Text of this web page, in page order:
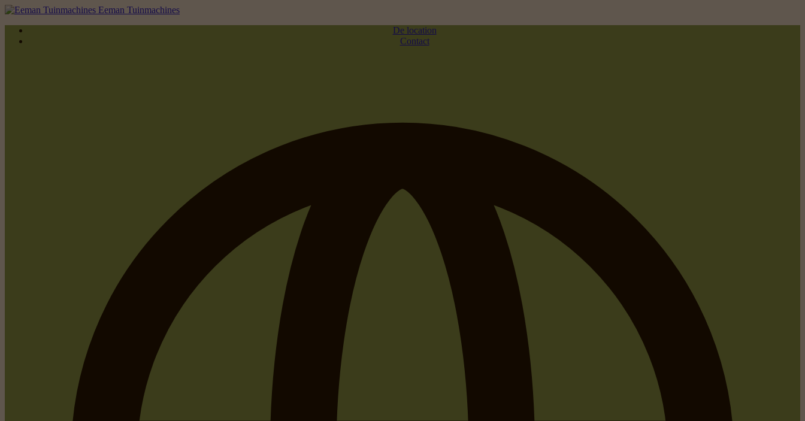
Eeman Tuinmachines
De location
Contact